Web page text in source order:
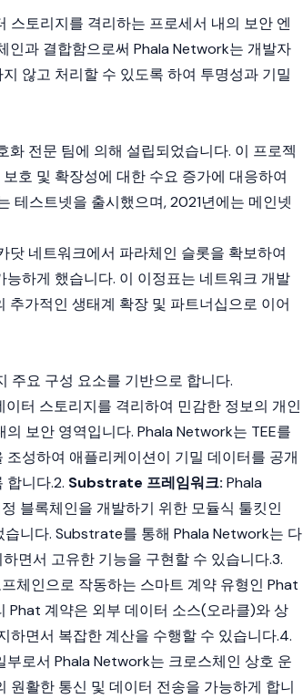
스토리지를 격리하는 프로세서 내의 보안 엔
인과 결합함으로써 Phala Network는 개발자
않고 처리할 수 있도록 하여 투명성과 기밀
화 전문 팀에 의해 설립되었습니다. 이 프로젝
호 및 확장성에 대한 수요 증가에 대응하여
테스트넷을 출시했으며, 2021년에는 메인넷
닷 네트워크에서 파라체인 슬롯을 확보하여
하게 했습니다. 이 이정표는 네트워크 개발
추가적인 생태계 확장 및 파트너십으로 이어
주요 구성 요소를 기반으로 합니다.
이터 스토리지를 격리하여 민감한 정보의 개인
보안 영역입니다. Phala Network는 TEE를
성하여 애플리케이션이 기밀 데이터를 공개
합니다.2. Substrate 프레임워크: Phala
블록체인을 개발하기 위한 모듈식 툴킷인
니다. Substrate를 통해 Phala Network는 다
면서 고유한 기능을 구현할 수 있습니다.3.
체인으로 작동하는 스마트 계약 유형인 Phat
Phat 계약은 외부 데이터 소스(오라클)와 상
하면서 복잡한 계산을 수행할 수 있습니다.4.
부로서 Phala Network는 크로스체인 상호 운
원활한 통신 및 데이터 전송을 가능하게 합니